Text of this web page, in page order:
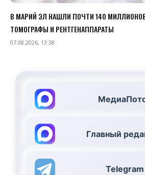
В МАРИЙ ЭЛ НАШЛИ ПОЧТИ 140
ТОМОГРАФЫ И РЕНТГЕНАППАРАТЫ
07.08.2026, 13:38
Главный
Telegram